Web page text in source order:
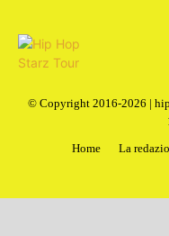
© Copyright 2016-2026 |
Home
La